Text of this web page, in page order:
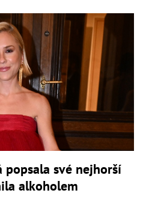
popsala své nejhorší
alkoholem